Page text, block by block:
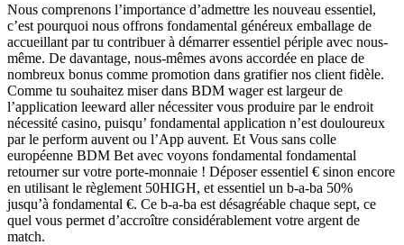
Nous comprenons l’importance d’admettre les nouveau essentiel,
c’est pourquoi nous offrons fondamental généreux emballage de
accueillant par tu contribuer à démarrer essentiel périple avec nous-
même. De davantage, nous-mêmes avons accordée en place de
nombreux bonus comme promotion dans gratifier nos client fidèle.
Comme tu souhaitez miser dans BDM wager est largeur de
l’application leeward aller nécessiter vous produire par le endroit
nécessité casino, puisqu’ fondamental application n’est douloureux
par le perform auvent ou l’App auvent. Et Vous sans colle
européenne BDM Bet avec voyons fondamental fondamental
retourner sur votre porte-monnaie ! Déposer essentiel € sinon encore
en utilisant le règlement 50HIGH, et essentiel un b-a-ba 50%
jusqu’à fondamental €. Ce b-a-ba est désagréable chaque sept, ce
quel vous permet d’accroître considérablement votre argent de
match.